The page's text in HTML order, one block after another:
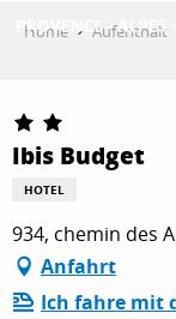
Home Aufenthalt
Ibis Budget
HOTEL
934, chemin des
Anfahrt
Ich fahre mit